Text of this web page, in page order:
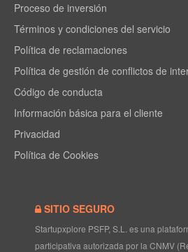
Proceso de inversión
Términos y condiciones del servicio
Política de reclamaciones
Política de gestión de conflictos de
Código de conducta
Información básica para el cliente
Privacidad
Política de Cookies
SITIO SEGURO
Startupxplore PSFP, S.L. es una
participativa autorizada por la CNMV